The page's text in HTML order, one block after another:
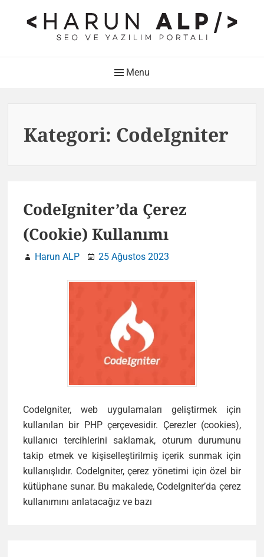
HARUN ALP Kişisel Blog –
SEO ve Yazılım Portalı
Menu
Kategori: CodeIgniter
CodeIgniter’da Çerez
(Cookie) Kullanımı
Harun ALP 25 Ağustos 2023
CodeIgniter, web uygulamaları geliştirmek için
kullanılan bir PHP çerçevesidir. Çerezler (cookies),
kullanıcı tercihlerini saklamak, oturum durumunu
takip etmek ve kişiselleştirilmiş içerik sunmak için
kullanışlıdır. CodeIgniter, çerez yönetimi için özel bir
kütüphane sunar. Bu makalede, CodeIgniter’da çerez
kullanımını anlatacağız ve bazı